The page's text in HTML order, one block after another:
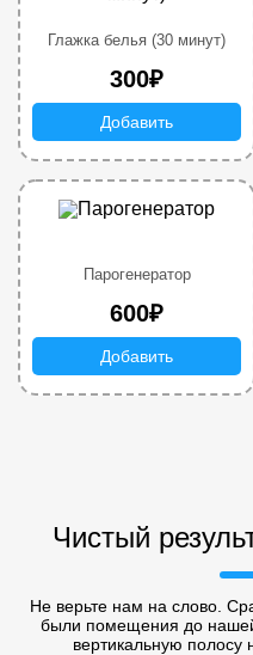
Глажка белья (30 минут)
300₽
Добавить
Парогенератор
600₽
Добавить
Чистый
Не верьте нам на слово.
были помещения до
вертикальную полосу